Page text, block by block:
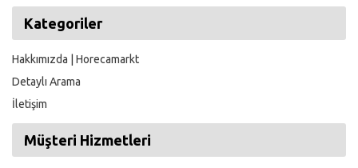
Kategoriler
Hakkımızda | Horecamarkt
Detaylı Arama
İletişim
Müşteri Hizmetleri